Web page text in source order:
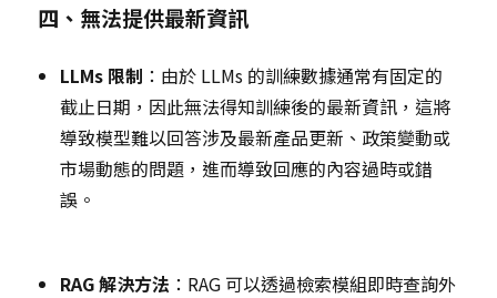
四、無法提供最新資訊
LLMs 限制 ：由於 LLMs 的訓練數據通常有固定的
截止日期，因此無法得知訓練後的最新資訊，這將
導致模型難以回答涉及最新產品更新、政策變動或
市場動態的問題，進而導致回應的內容過時或錯
誤。
RAG 解決方法 ：RAG 可以透過檢索模組即時查詢外